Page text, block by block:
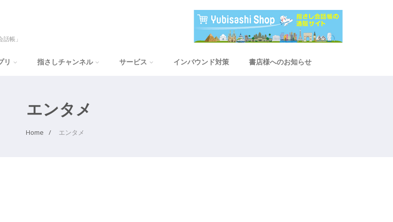
帳」
リ 指さしチャンネル サービス インバウンド対策 書店様へのお知らせ
エンタメ
Home エンタメ